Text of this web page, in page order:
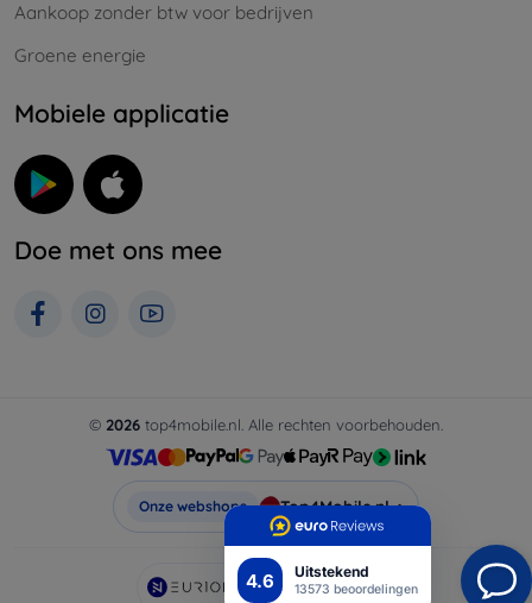
4.6 Uitstekend
13573 beoordelingen
Aankoop zonder btw voor bedrijven
Groene energie
Mobiele applicatie
Doe met ons mee
© 2026 top4mobile.nl. Alle rechten voorbehouden.
Onze webshops Top4Mobile.nl
AI powered byEurion